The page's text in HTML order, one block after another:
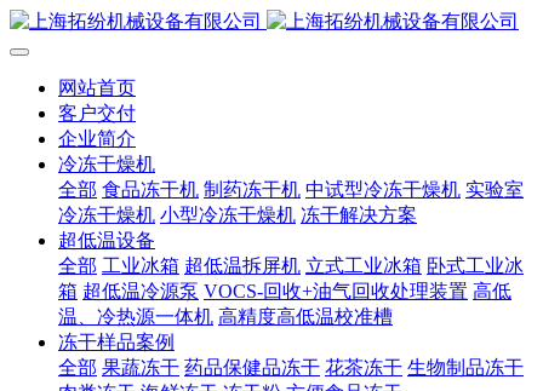
网站首页
客户交付
企业简介
冷冻干燥机
全部 食品冻干机 制药冻干机 中试型冷冻干燥机 实验室
冷冻干燥机 小型冷冻干燥机 冻干解决方案
超低温设备
全部 工业冰箱 超低温拆屏机 立式工业冰箱 卧式工业冰
箱 超低温冷源泵 VOCS-回收+油气回收处理装置 高低
温、冷热源一体机 高精度高低温校准槽
冻干样品案例
全部 果蔬冻干 药品保健品冻干 花茶冻干 生物制品冻干